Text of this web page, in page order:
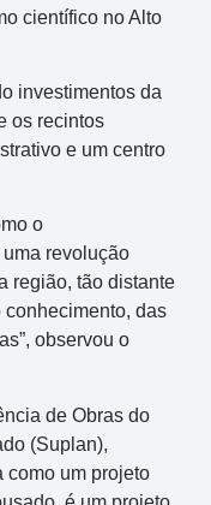
científico no Alto
investimentos da
os recintos
e um centro
o
revolução
região, tão distante
das
observou o
de Obras do
(Suplan),
como um projeto